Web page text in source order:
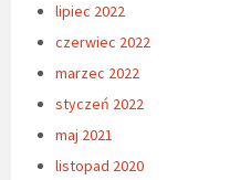
lipiec 2022
czerwiec 2022
marzec 2022
styczeń 2022
maj 2021
listopad 2020